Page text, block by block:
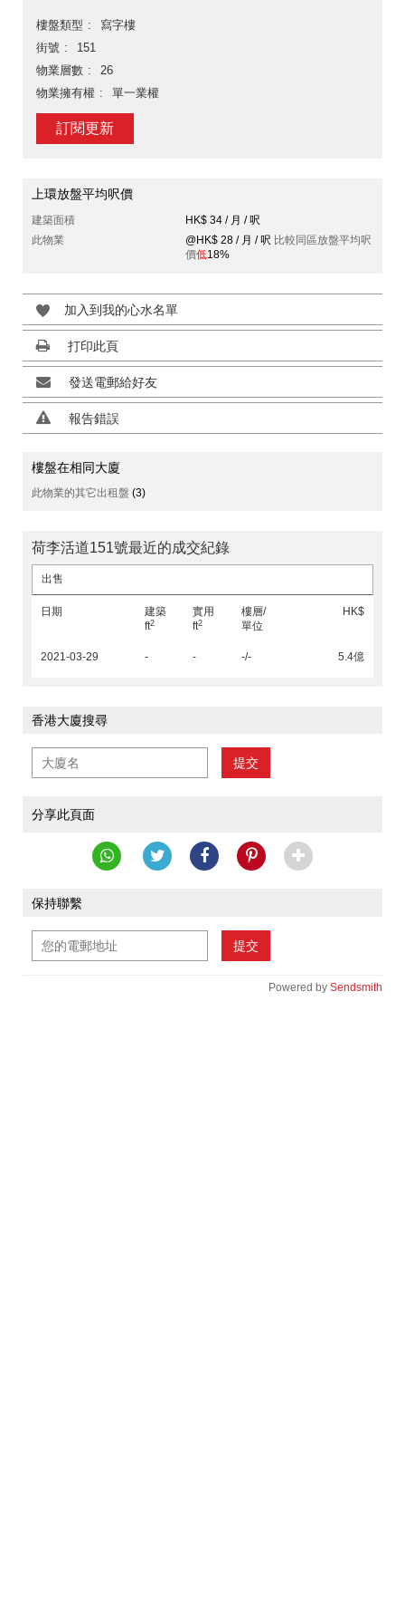
樓盤類型
寫字樓
街號
151
物業層數
26
物業擁有權
單一業權
訂閱更新
上環放盤平均呎價
建築面積
HK$ 34 / 月 / 呎
此物業
@HK$ 28 / 月 / 呎 比較同區放盤平均呎
價低18%
加入到我的心水名單
打印此頁
發送電郵給好友
報告錯誤
樓盤在相同大廈
此物業的其它出租盤 (3)
荷李活道151號最近的成交紀錄
出售
日期
建築
ft2
實用
ft2
樓層/
單位
HK$
2021-03-29 - - -/- 5.4億
香港大廈搜尋
提交
分享此頁面
保持聯繫
提交
Powered by Sendsmith